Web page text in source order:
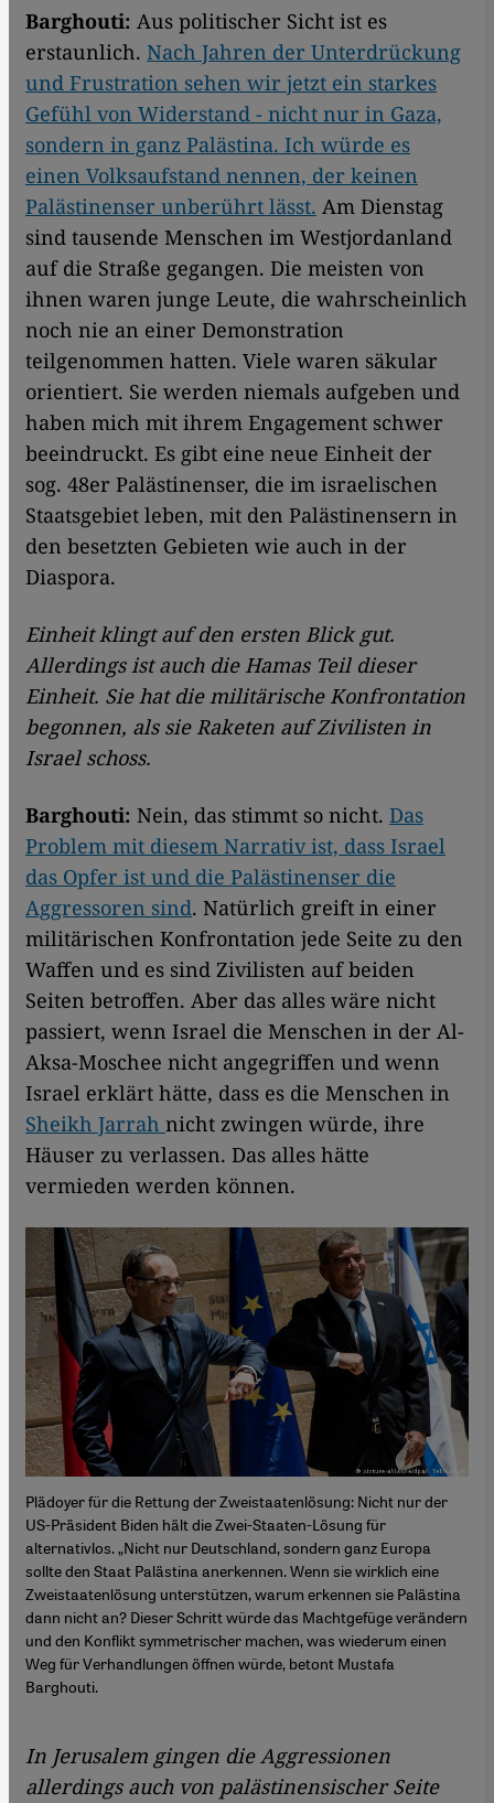
Barghouti: Aus politischer Sicht ist es
erstaunlich. Nach Jahren der Unterdrückung
und Frustration sehen wir jetzt ein starkes
Gefühl von Widerstand - nicht nur in Gaza,
sondern in ganz Palästina. Ich würde es
einen Volksaufstand nennen, der keinen
Palästinenser unberührt lässt. Am Dienstag
sind tausende Menschen im Westjordanland
auf die Straße gegangen. Die meisten von
ihnen waren junge Leute, die wahrscheinlich
noch nie an einer Demonstration
teilgenommen hatten. Viele waren säkular
orientiert. Sie werden niemals aufgeben und
haben mich mit ihrem Engagement schwer
beeindruckt. Es gibt eine neue Einheit der
sog. 48er Palästinenser, die im israelischen
Staatsgebiet leben, mit den Palästinensern in
den besetzten Gebieten wie auch in der
Diaspora.
Einheit klingt auf den ersten Blick gut.
Allerdings ist auch die Hamas Teil dieser
Einheit. Sie hatdie militärische Konfrontation
begonnen, als sie Raketen auf Zivilisten in
Israel schoss.
Barghouti: Nein, das stimmt so nicht. Das
Problem mit diesem Narrativ ist, dass Israel
das Opfer ist und die Palästinenser die
Aggressoren sind. Natürlich greift in einer
militärischen Konfrontation jede Seite zu den
Waffen und es sind Zivilisten auf beiden
Seiten betroffen. Aber das alles wäre nicht
passiert, wenn Israel die Menschen in der Al-
Aksa-Moschee nicht angegriffen und wenn
Israel erklärt hätte, dass es die Menschen in
Sheikh Jarrah nicht zwingen würde, ihre
Häuser zu verlassen. Das alles hätte
vermieden werden können.
Plädoyer für die Rettung der Zweistaatenlösung: Nicht nur der
US-Präsident Biden hält die Zwei-Staaten-Lösung für
alternativlos. „Nicht nur Deutschland, sondern ganz Europa
sollte den Staat Palästina anerkennen. Wenn sie wirklich eine
Zweistaatenlösung unterstützen, warum erkennen sie Palästina
dann nicht an? Dieser Schritt würde das Machtgefüge verändern
und den Konflikt symmetrischer machen, was wiederum einen
Weg für Verhandlungen öffnen würde, betont Mustafa
Barghouti.
In Jerusalem gingen die Aggressionen
allerdings auch von palästinensischer Seite